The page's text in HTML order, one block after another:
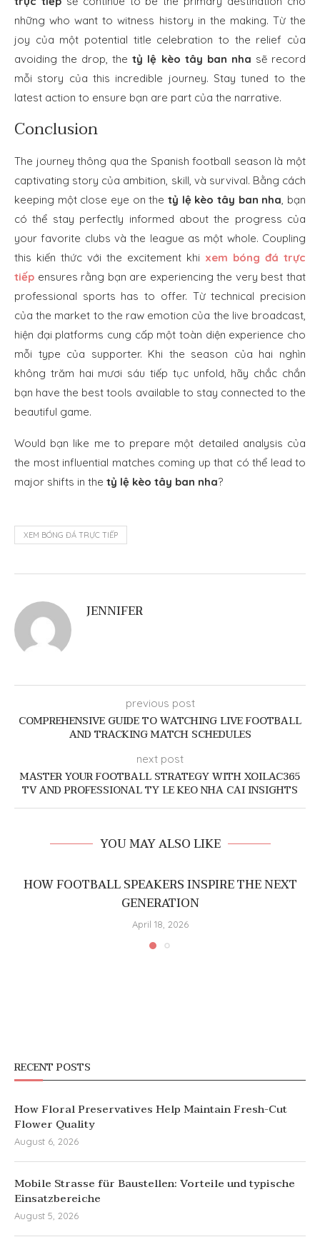
những who want to witness history in the making. Từ the
joy của một potential title celebration to the relief của
avoiding the drop, thetỷ lệ kèo tây ban nha sẽ record
mỗi story của this incredible journey. Stay tuned to the
latest action to ensure bạn are part của the narrative.
Conclusion
The journey thông qua the Spanish football season là một
captivating story của ambition, skill, và survival. Bằng cách
keeping một close eye on the tỷ lệ kèo tây ban nha, bạn
có thể stay perfectly informed about the progress của
your favorite clubs và the league as một whole. Coupling
this kiến thức với the excitement khi xem bóng đá trực
tiếp ensures rằng bạn are experiencing the very best that
professional sports has to offer. Từ technical precision
của the market to the raw emotion của the live broadcast,
hiện đại platforms cung cấp một toàn diện experience cho
mỗi type của supporter. Khi the season của hai nghìn
không trăm hai mươi sáu tiếp tục unfold, hãy chắc chắn
bạn have the best tools available to stay connected to the
beautiful game.
Would bạn like me to prepare một detailed analysis của
the most influential matches coming up that có thể lead to
major shifts in the tỷ lệ kèo tây ban nha?
XEM BÓNG ĐÁ TRỰC TIẾP
JENNIFER
previous post
COMPREHENSIVE GUIDE TO WATCHING LIVE FOOTBALL
AND TRACKING MATCH SCHEDULES
next post
MASTER YOUR FOOTBALL STRATEGY WITH XOILAC365
TV AND PROFESSIONAL TY LE KEO NHA CAI INSIGHTS
YOU MAY ALSO LIKE
HOW FOOTBALL SPEAKERS INSPIRE THE NEXT
GENERATION
April 18, 2026
RECENT POSTS
How Floral Preservatives Help Maintain Fresh-Cut
Flower Quality
August 6, 2026
Mobile Strasse für Baustellen: Vorteile und typische
Einsatzbereiche
August 5, 2026